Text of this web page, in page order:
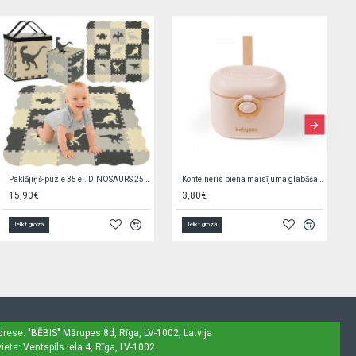
Zirdziņš ar krēpēm ķemmēšanai G8707
3,80€
Ielikt grozā
Baseins 152x25 cm Bestway 55029 (9874)
10,90€
Ielikt grozā
"BĒBIS" Mārupes 8d, Rīga, LV-1002, Latvija
Ventspils iela 4, Rīga, LV-1002